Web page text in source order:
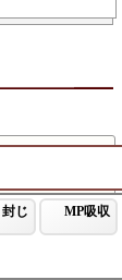
封じ MP吸収